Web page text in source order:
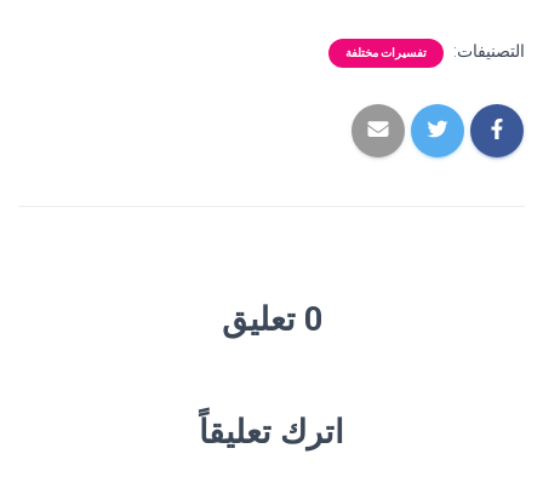
التصنيفات: تفسيرات مختلفة
0 تعليق
اترك تعليقاً